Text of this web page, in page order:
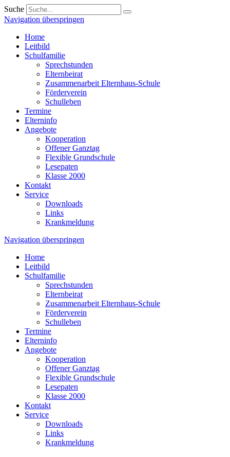
Suche
Navigation überspringen
Home
Leitbild
Schulfamilie
Sprechstunden
Elternbeirat
Zusammenarbeit Elternhaus-Schule
Förderverein
Schulleben
Termine
Elterninfo
Angebote
Kooperation
Offener Ganztag
Flexible Grundschule
Lesepaten
Klasse 2000
Kontakt
Service
Downloads
Links
Krankmeldung
Navigation überspringen
Home
Leitbild
Schulfamilie
Sprechstunden
Elternbeirat
Zusammenarbeit Elternhaus-Schule
Förderverein
Schulleben
Termine
Elterninfo
Angebote
Kooperation
Offener Ganztag
Flexible Grundschule
Lesepaten
Klasse 2000
Kontakt
Service
Downloads
Links
Krankmeldung